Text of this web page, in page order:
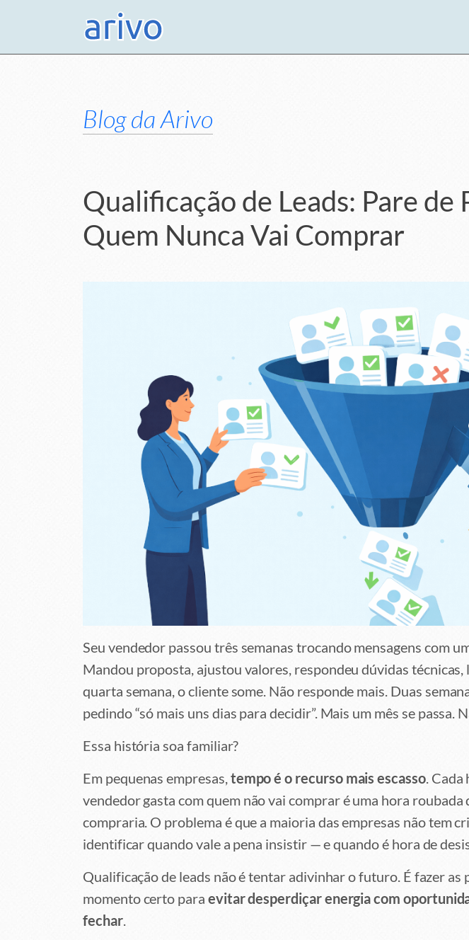
Blog da Arivo
Qualificação de Leads: Pare de
Quem Nunca Vai Comprar
Seu vendedor passou três semanas trocando mensagens com
Mandou proposta, ajustou valores, respondeu dúvidas técnicas,
quarta semana, o cliente some. Não responde mais. Duas
pedindo “só mais uns dias para decidir”. Mais um mês se passa.
Essa história soa familiar?
Em pequenas empresas,tempo é o recurso mais escasso. Cada
vendedor gasta com quem não vai comprar é uma hora roubada
compraria. O problema é que a maioria das empresas não tem
identificar quando vale a pena insistir — e quando é hora de
Qualificação de leads não é tentar adivinhar o futuro. É fazer as
momento certo para evitar desperdiçar energia com
fechar.